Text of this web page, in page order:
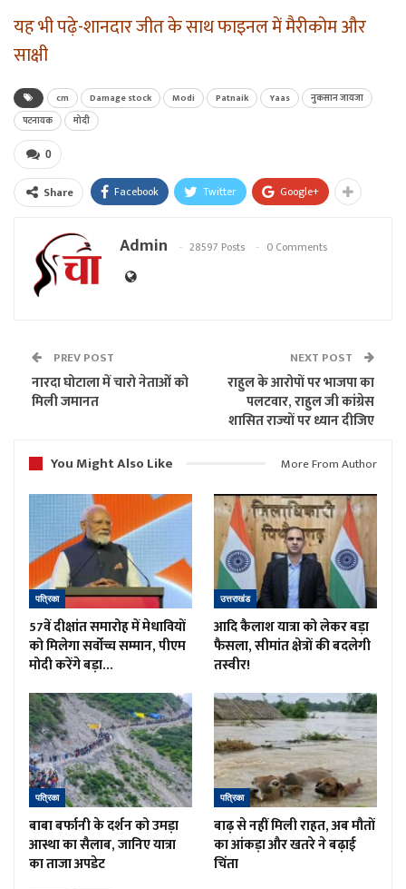
यह भी पढ़े-शानदार जीत के साथ फाइनल में मैरीकोम और
साक्षी
cm Damage stock Modi Patnaik Yaas
नुकसान जायजा
पटनायक
मोदी
0
Share Facebook Twitter Google+
Admin 28597 Posts 0 Comments
PREV POST
नारदा घोटाला में चारो नेताओं को
मिली जमानत
NEXT POST
राहुल के आरोपों पर भाजपा का
पलटवार, राहुल जी कांग्रेस
शासित राज्यों पर ध्यान दीजिए
You Might Also Like
More From Author
पत्रिका
57वें दीक्षांत समारोह में मेधावियों
को मिलेगा सर्वोच्च सम्मान, पीएम
मोदी करेंगे बड़ा…
उत्तराखंड
आदि कैलाश यात्रा को लेकर बड़ा
फैसला, सीमांत क्षेत्रों की बदलेगी
तस्वीर!
पत्रिका
बाबा बर्फानी के दर्शन को उमड़ा
आस्था का सैलाब, जानिए यात्रा
का ताजा अपडेट
पत्रिका
बाढ़ से नहीं मिली राहत, अब मौतों
का आंकड़ा और खतरे ने बढ़ाई
चिंता